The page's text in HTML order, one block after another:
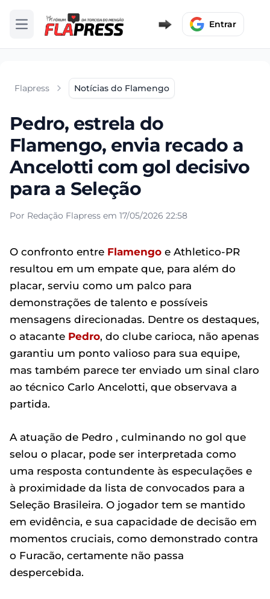
Abrir menu Entrar
Flapress Notícias do Flamengo
Pedro, estrela do
Flamengo, envia recado a
Ancelotti com gol decisivo
para a Seleção
Por Redação Flapress em 17/05/2026 22:58
O confronto entre Flamengo e Athletico-PR
resultou em um empate que, para além do
placar, serviu como um palco para
demonstrações de talento e possíveis
mensagens direcionadas. Dentre os destaques,
o atacante Pedro, do clube carioca, não apenas
garantiu um ponto valioso para sua equipe,
mas também parece ter enviado um sinal claro
ao técnico Carlo Ancelotti, que observava a
partida.
A atuação de Pedro , culminando no gol que
selou o placar, pode ser interpretada como
uma resposta contundente às especulações e
à proximidade da lista de convocados para a
Seleção Brasileira. O jogador tem se mantido
em evidência, e sua capacidade de decisão em
momentos cruciais, como demonstrado contra
o Furacão, certamente não passa
despercebida.